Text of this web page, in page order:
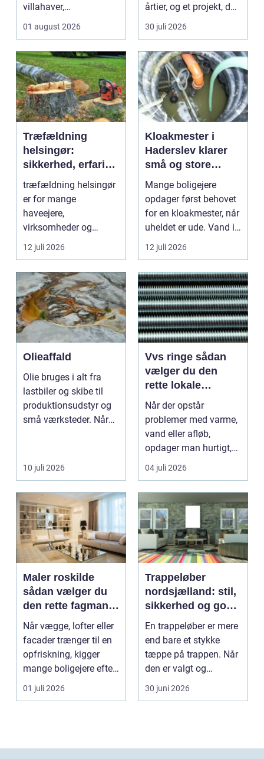
villahaver,
sommerhusområder ...
01 august 2026
årtier, og et projekt, der
hurtigt ...
30 juli 2026
Træfældning
helsingør:
sikkerhed, erfaring
og gode løsninger
i nordsjælland
træfældning helsingør
er for mange
haveejere,
virksomheder og
grundejerforeninger et
nødvendigt skri...
12 juli 2026
Kloakmester i
Haderslev klarer
små og store
akutte opgaver
Mange boligejere
opdager først behovet
for en kloakmester, når
uheldet er ude. Vand i
k...
12 juli 2026
Olieaffald
Olie bruges i alt fra
lastbiler og skibe til
produktionsudstyr og
små værksteder. Når
10 juli 2026
Vvs ringe sådan
vælger du den
rette lokale
installatør
Når der opstår
problemer med varme,
vand eller afløb,
opdager man hurtigt,
hvor afhængig
hverdagen e...
04 juli 2026
Maler roskilde
sådan vælger du
den rette fagmand
til opgaven
Når vægge, lofter eller
facader trænger til en
opfriskning, kigger
mange boligejere efter
en maler R...
01 juli 2026
Trappeløber
nordsjælland: stil,
sikkerhed og god
akustik i hjemmet
En trappeløber er mere
end bare et stykke
tæppe på trappen. Når
den er valgt og
monteret rigtigt, gi...
30 juni 2026